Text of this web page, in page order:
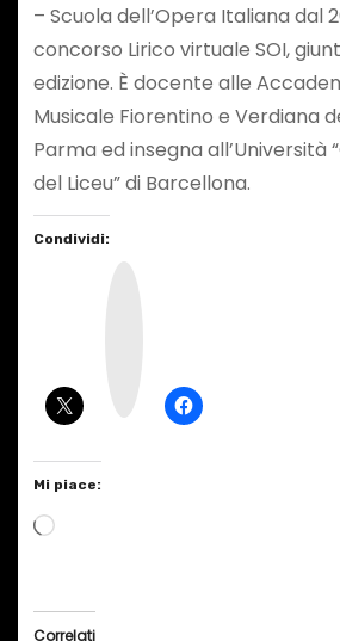
– Scuola dell’Opera Italiana dal
concorso Lirico virtuale SOI,
edizione. È docente alle
Musicale Fiorentino e Verdiana
Parma ed insegna all’Università
del Liceu” di Barcellona.
Condividi:
Mi piace:
C
Correlati